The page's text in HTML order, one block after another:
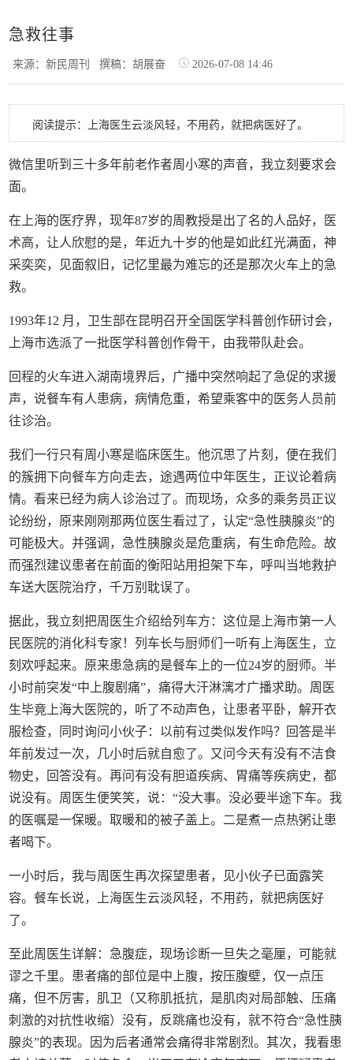
急救往事
来源：新民周刊撰稿：胡展奋 2026-07-08 14:46
阅读提示：上海医生云淡风轻，不用药，就把病医好了。
微信里听到三十多年前老作者周小寒的声音，我立刻要求会
面。
在上海的医疗界，现年87岁的周教授是出了名的人品好，医
术高，让人欣慰的是，年近九十岁的他是如此红光满面，神
采奕奕，见面叙旧，记忆里最为难忘的还是那次火车上的急
救。
1993年12 月，卫生部在昆明召开全国医学科普创作研讨会，
上海市选派了一批医学科普创作骨干，由我带队赴会。
回程的火车进入湖南境界后，广播中突然响起了急促的求援
声，说餐车有人患病，病情危重，希望乘客中的医务人员前
往诊治。
我们一行只有周小寒是临床医生。他沉思了片刻，便在我们
的簇拥下向餐车方向走去，途遇两位中年医生，正议论着病
情。看来已经为病人诊治过了。而现场，众多的乘务员正议
论纷纷，原来刚刚那两位医生看过了，认定“急性胰腺炎”的
可能极大。并强调，急性胰腺炎是危重病，有生命危险。故
而强烈建议患者在前面的衡阳站用担架下车，呼叫当地救护
车送大医院治疗，千万别耽误了。
据此，我立刻把周医生介绍给列车方：这位是上海市第一人
民医院的消化科专家！列车长与厨师们一听有上海医生，立
刻欢呼起来。原来患急病的是餐车上的一位24岁的厨师。半
小时前突发“中上腹剧痛”，痛得大汗淋漓才广播求助。周医
生毕竟上海大医院的，听了不动声色，让患者平卧，解开衣
服检查，同时询问小伙子：以前有过类似发作吗？回答是半
年前发过一次，几小时后就自愈了。又问今天有没有不洁食
物史，回答没有。再问有没有胆道疾病、胃痛等疾病史，都
说没有。周医生便笑笑，说：“没大事。没必要半途下车。我
的医嘱是一保暖。取暖和的被子盖上。二是煮一点热粥让患
者喝下。
一小时后，我与周医生再次探望患者，见小伙子已面露笑
容。餐车长说，上海医生云淡风轻，不用药，就把病医好
了。
至此周医生详解：急腹症，现场诊断一旦失之毫厘，可能就
谬之千里。患者痛的部位是中上腹，按压腹壁，仅一点压
痛，但不厉害，肌卫（又称肌抵抗，是肌肉对局部触、压痛
刺激的对抗性收缩）没有，反跳痛也没有，就不符合“急性胰
腺炎”的表现。因为后者通常会痛得非常剧烈。其次，我看患